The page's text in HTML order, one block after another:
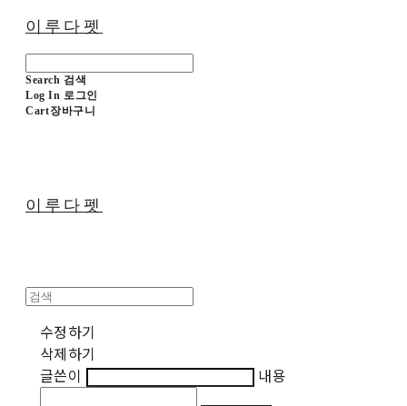
이루다펫
Search 검색
Log In 로그인
Cart장바구니
이루다펫
수정하기
삭제하기
글쓴이
내용